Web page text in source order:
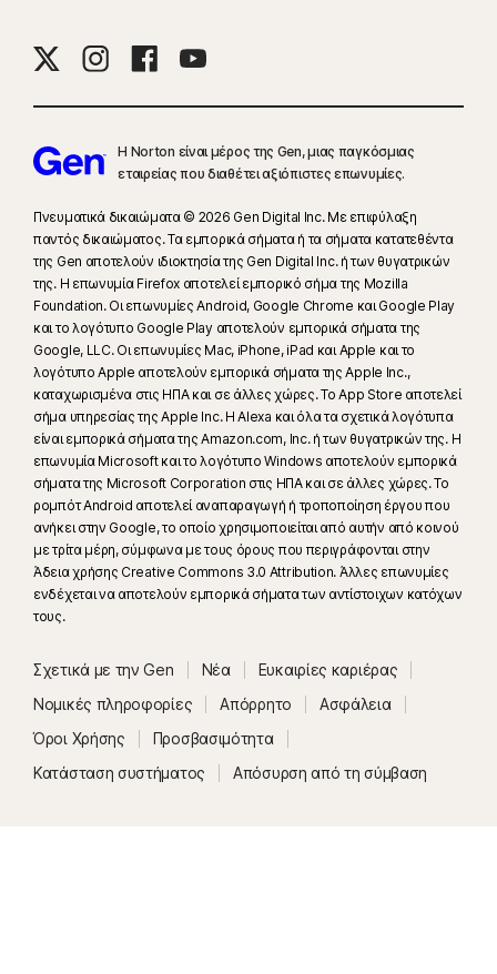
Η Norton είναι μέρος της Gen, μιας παγκόσμιας
εταιρείας που διαθέτει αξιόπιστες επωνυμίες.
Πνευματικά δικαιώματα © 2026 Gen Digital Inc. Με επιφύλαξη
παντός δικαιώματος. Τα εμπορικά σήματα ή τα σήματα κατατεθέντα
της Gen αποτελούν ιδιοκτησία της Gen Digital Inc. ή των θυγατρικών
της. Η επωνυμία Firefox αποτελεί εμπορικό σήμα της Mozilla
Foundation. Οι επωνυμίες Android, Google Chrome και Google Play
και το λογότυπο Google Play αποτελούν εμπορικά σήματα της
Google, LLC. Οι επωνυμίες Mac, iPhone, iPad και Apple και το
λογότυπο Apple αποτελούν εμπορικά σήματα της Apple Inc.,
καταχωρισμένα στις ΗΠΑ και σε άλλες χώρες. Το App Store αποτελεί
σήμα υπηρεσίας της Apple Inc. Η Alexa και όλα τα σχετικά λογότυπα
είναι εμπορικά σήματα της Amazon.com, Inc. ή των θυγατρικών της. Η
επωνυμία Microsoft και το λογότυπο Windows αποτελούν εμπορικά
σήματα της Microsoft Corporation στις ΗΠΑ και σε άλλες χώρες. Το
ρομπότ Android αποτελεί αναπαραγωγή ή τροποποίηση έργου που
ανήκει στην Google, το οποίο χρησιμοποιείται από αυτήν από κοινού
με τρίτα μέρη, σύμφωνα με τους όρους που περιγράφονται στην
Άδεια χρήσης Creative Commons 3.0 Attribution. Άλλες επωνυμίες
ενδέχεται να αποτελούν εμπορικά σήματα των αντίστοιχων κατόχων
τους.
Σχετικά με την Gen Νέα
Ευκαιρίες καριέρας
Νομικές πληροφορίες
Απόρρητο
Ασφάλεια
Όροι Χρήσης
Προσβασιμότητα
Κατάσταση συστήματος
Απόσυρση από τη σύμβαση